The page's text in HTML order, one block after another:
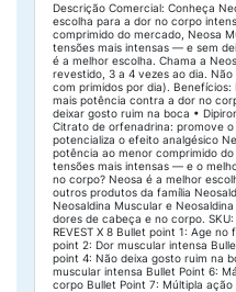
Descrição Comercial: Conheça
escolha para a dor no corpo
comprimido do mercado, Neosa
tensões mais intensas — e sem
é a melhor escolha. Chama a
revestido, 3 a 4 vezes ao dia.
com primidos por dia).
mais potência contra a dor no
deixar gosto ruim na boca •
Citrato de orfenadrina: promove
potencializa o efeito analgésico
potência ao menor comprimido
tensões mais intensas — e o
no corpo? Neosa é a melhor
outros produtos da família
Neosaldina Muscular e
dores de cabeça e no corpo. SKU:
REVEST X 8 Bullet point 1: Age
point 2: Dor muscular intensa
point 4: Não deixa gosto ruim na
muscular intensa Bullet Point 6:
corpo Bullet Point 7: Múltipla